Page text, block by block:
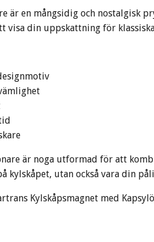
är en mångsidig och
visa din uppskattning för
är noga utformad för att
kylskåpet, utan också vara din
Kylskåpsmagnet med